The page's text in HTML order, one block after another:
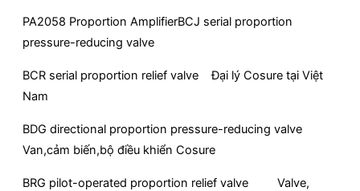
PA2058 Proportion AmplifierBCJ serial proportion
pressure-reducing valve
BCR serial proportion relief valve Đại lý Cosure tại Việt
Nam
BDG directional proportion pressure-reducing valve
Van,cảm biến,bộ điều khiển Cosure
BRG pilot-operated proportion relief valve Valve,